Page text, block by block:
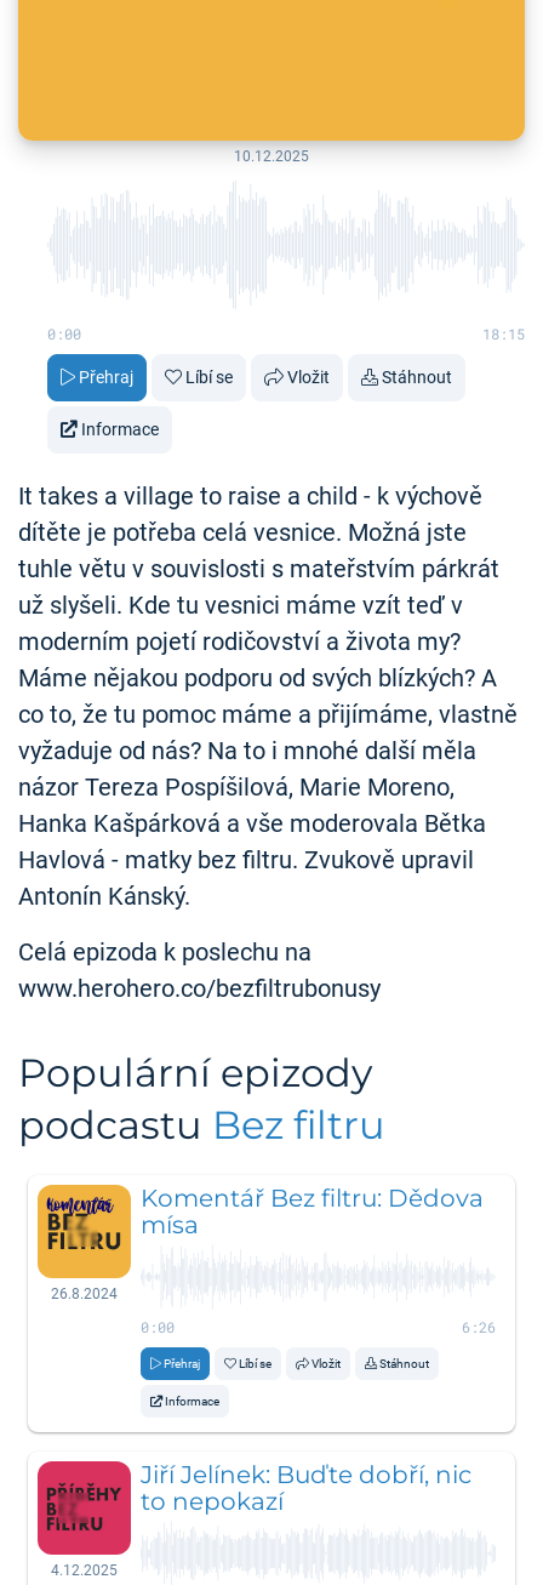
10.12.2025
0:00 18:15
Přehraj Líbí se Vložit Stáhnout
Informace
It takes a village to raise a child - k výchově
dítěte je potřeba celá vesnice. Možná jste
tuhle větu v souvislosti s mateřstvím párkrát
už slyšeli. Kde tu vesnici máme vzít teď v
moderním pojetí rodičovství a života my?
Máme nějakou podporu od svých blízkých? A
co to, že tu pomoc máme a přijímáme, vlastně
vyžaduje od nás? Na to i mnohé další měla
názor Tereza Pospíšilová, Marie Moreno,
Hanka Kašpárková a vše moderovala Bětka
Havlová - matky bez filtru. Zvukově upravil
Antonín Kánský.
Celá epizoda k poslechu na
www.herohero.co/bezfiltrubonusy
Populární epizody
podcastu Bez filtru
26.8.2024
Komentář Bez filtru: Dědova
mísa
0:00 6:26
Přehraj Líbí se Vložit Stáhnout
Informace
4.12.2025
Jiří Jelínek: Buďte dobří, nic
to nepokazí